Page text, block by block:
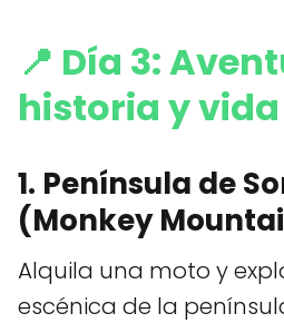
📍 Día 3:
historia y
1. Península de
(Monkey
Alquila una moto y
escénica de la